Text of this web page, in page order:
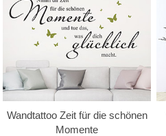
Wandtattoo Zeit für die schönen
Momente